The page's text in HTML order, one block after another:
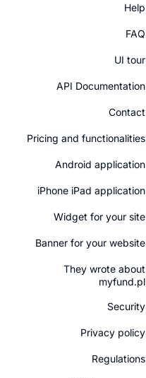
Help
FAQ
UI tour
API Documentation
Contact
Pricing and functionalities
Android application
iPhone iPad application
Widget for your site
Banner for your website
They wrote about
myfund.pl
Security
Privacy policy
Regulations